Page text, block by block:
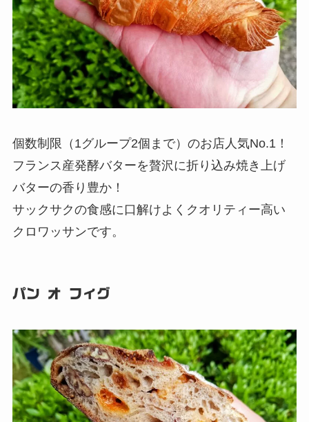
個数制限（1グループ2個まで）のお店人気No.1！
フランス産発酵バターを贅沢に折り込み焼き上げ
バターの香り豊か！
サックサクの食感に口解けよくクオリティー高い
クロワッサンです。
パン オ フィグ